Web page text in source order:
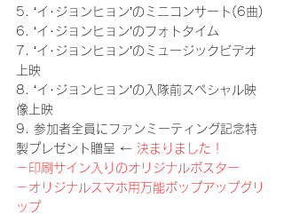
5. ‘イ･ジョンヒョン’のミニコンサート(6曲)
6. ‘イ･ジョンヒョン’のフォトタイム
7. ‘イ･ジョンヒョン’のミュージックビデオ
上映
8. ‘イ･ジョンヒョン’の入隊前スペシャル映
像上映
9. 参加者全員にファンミーティング記念特
製プレゼント贈呈 ← 決まりました！
－印刷サイン入りのオリジナルポスター
－オリジナルスマホ用万能ポップアップグリ
ップ